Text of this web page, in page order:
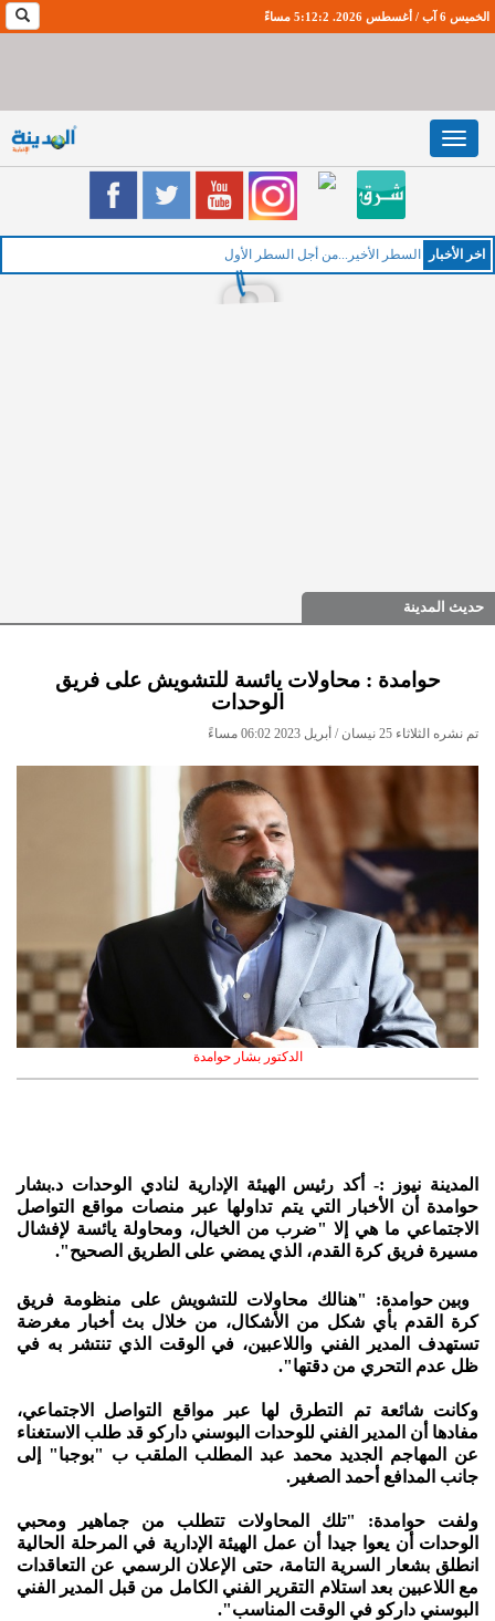
الخميس 6 آب / أغسطس 2026. 5:12:3 مساءً
Toggle
navigation
اخر اﻷخبار ال
حديث المدينة
حوامدة : محاولات يائسة للتشويش على فريق
الوحدات
تم نشره الثلاثاء 25 نيسان / أبريل 2023 06:02 مساءً
الدكتور بشار حوامدة
المدينة نيوز :- أكد رئيس الهيئة الإدارية لنادي الوحدات د.بشار
حوامدة أن الأخبار التي يتم تداولها عبر منصات مواقع التواصل
الاجتماعي ما هي إلا "ضرب من الخيال، ومحاولة يائسة لإفشال
مسيرة فريق كرة القدم، الذي يمضي على الطريق الصحيح".
وبين حوامدة: "هنالك محاولات للتشويش على منظومة فريق
كرة القدم بأي شكل من الأشكال، من خلال بث أخبار مغرضة
تستهدف المدير الفني واللاعبين، في الوقت الذي تنتشر به في
ظل عدم التحري من دقتها".
وكانت شائعة تم التطرق لها عبر مواقع التواصل الاجتماعي،
مفادها أن المدير الفني للوحدات البوسني داركو قد طلب الاستغناء
عن المهاجم الجديد محمد عبد المطلب الملقب ب "بوجبا" إلى
جانب المدافع أحمد الصغير.
ولفت حوامدة: "تلك المحاولات تتطلب من جماهير ومحبي
الوحدات أن يعوا جيدا أن عمل الهيئة الإدارية في المرحلة الحالية
انطلق بشعار السرية التامة، حتى الإعلان الرسمي عن التعاقدات
مع اللاعبين بعد استلام التقرير الفني الكامل من قبل المدير الفني
البوسني داركو في الوقت المناسب".